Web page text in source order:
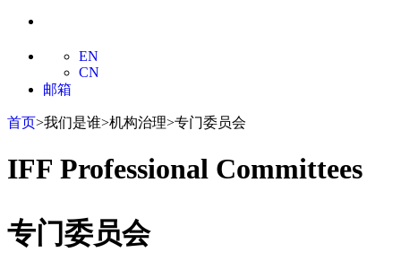
EN
CN
邮箱
首页>我们是谁>机构治理>专门委员会
IFF Professional Committees
专门委员会